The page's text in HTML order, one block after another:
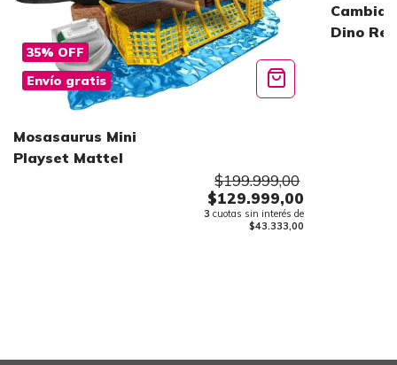
35% OFF
Envío gratis
Mosasaurus Mini
Playset Mattel
$199.999,00
$129.999,00
3 cuotas sin interés de
$43.333,00
Cambia
Dino